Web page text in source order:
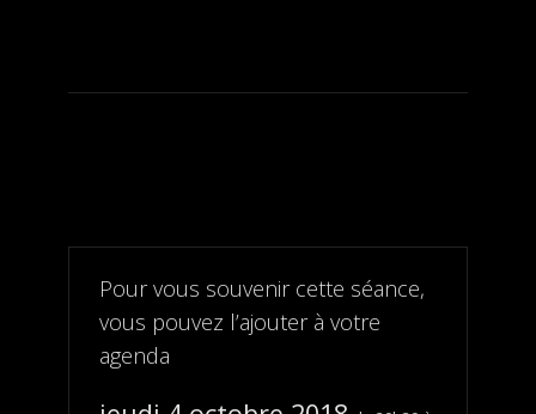
Pour vous souvenir cette séance,
vous pouvez l’ajouter à votre
agenda